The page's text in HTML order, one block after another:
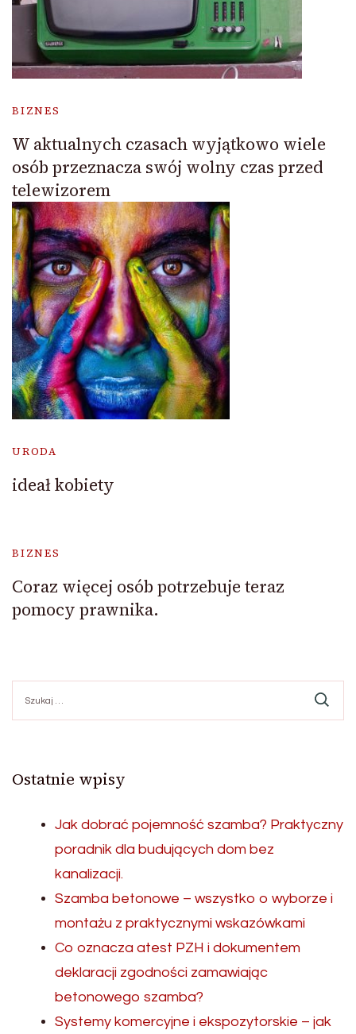
BIZNES
W aktualnych czasach wyjątkowo wiele
osób przeznacza swój wolny czas przed
telewizorem
URODA
ideał kobiety
BIZNES
Coraz więcej osób potrzebuje teraz
pomocy prawnika.
Ostatnie wpisy
Jak dobrać pojemność szamba? Praktyczny
poradnik dla budujących dom bez
kanalizacji.
Szamba betonowe – wszystko o wyborze i
montażu z praktycznymi wskazówkami
Co oznacza atest PZH i dokumentem
deklaracji zgodności zamawiając
betonowego szamba?
Systemy komercyjne i ekspozytorskie – jak